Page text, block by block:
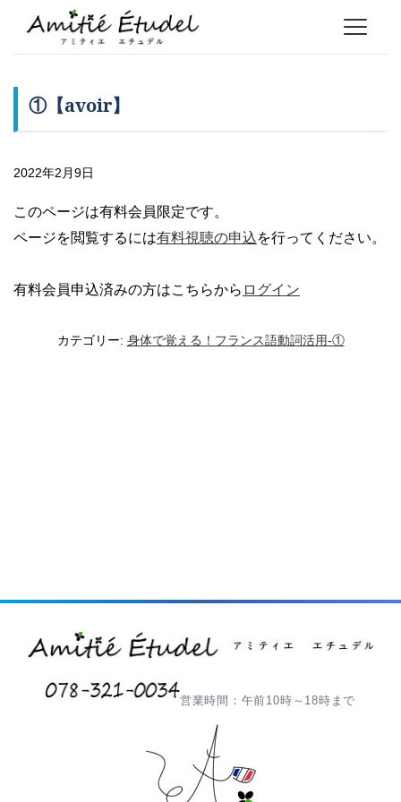
①【avoir】
2022年2月9日
このページは有料会員限定です。
ページを閲覧するには有料視聴の申込を行ってください。
有料会員申込済みの方はこちらから ログイン
カテゴリー: 身体で覚える！フランス語動詞活用-①
営業時間：午前10時～18時まで